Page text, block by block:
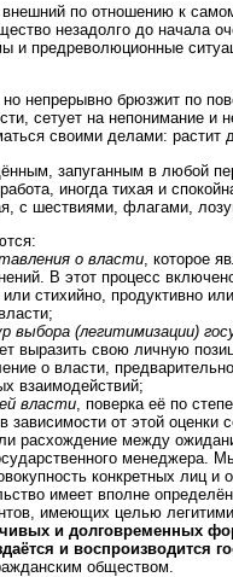
внешний по отношению к
незадолго до начала
и предреволюционные
непрерывно брюзжит по
сетует на непонимание и
своими делами: растит
запуганным в любой
иногда тихая и
с шествиями, флагами,
о власти , которое
В этот процесс
стихийно, продуктивно
выбора (легитимизации)
выразить свою личную
о власти,
взаимодействий;
власти , поверка её по
от этой оценки
расхождение между
менеджера.
конкретных лиц и
имеет вполне
имеющих целью
и долговременных
и воспроизводится
обществом.